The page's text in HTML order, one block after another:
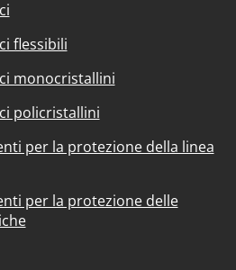
flessibili
monocristallini
policristallini
per la protezione della linea
per la protezione delle